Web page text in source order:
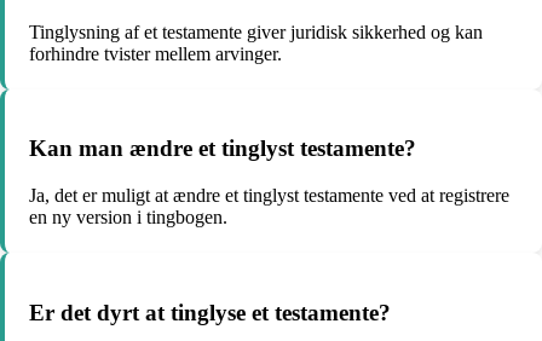
Tinglysning af et testamente giver juridisk sikkerhed og kan
forhindre tvister mellem arvinger.
Kan man ændre et tinglyst testamente?
Ja, det er muligt at ændre et tinglyst testamente ved at registrere
en ny version i tingbogen.
Er det dyrt at tinglyse et testamente?